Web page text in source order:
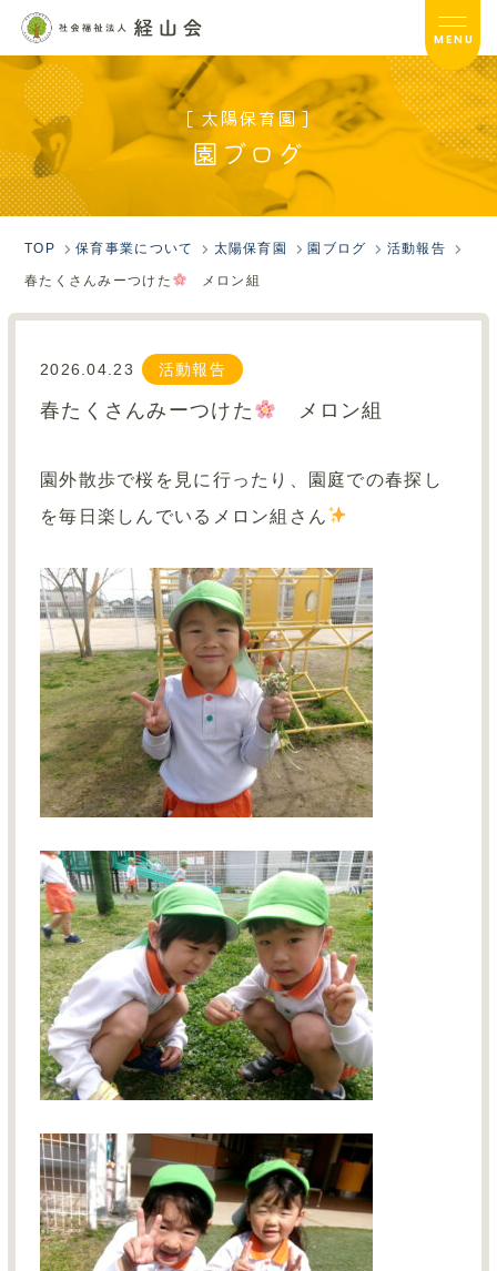
太陽保育園TOP
サービス内容
入園のご案内
園ブログ
フォトアルバム
資料ダウンロード
サイトマップ
採用情報TOP
保育事業TOP
MENU
[ 太陽保育園 ]
園ブログ
TOP 保育事業について 太陽保育園 園ブログ 活動報告
春たくさんみーつけた メロン組
2026.04.23 活動報告
春たくさんみーつけた メロン組
園外散歩で桜を見に行ったり、園庭での春探し
を毎日楽しんでいるメロン組さん